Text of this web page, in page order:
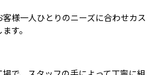
様一人ひとりのニーズに合わせカス
す。